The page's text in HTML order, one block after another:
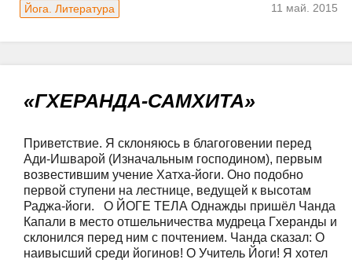
11 май. 2015
Йога. Литература
«ГХЕРАНДА-САМХИТА»
Приветствие. Я склоняюсь в благоговении перед
Ади-Ишварой (Изначальным господином), первым
возвестившим учение Хатха-йоги. Оно подобно
первой ступени на лестнице, ведущей к высотам
Раджа-йоги.   О ЙОГЕ ТЕЛА Однажды пришёл Чанда
Капали в место отшельничества мудреца Гхеранды и
склонился перед ним с почтением. Чанда сказал: О
наивысший среди йогинов! О Учитель Йоги! Я хотел